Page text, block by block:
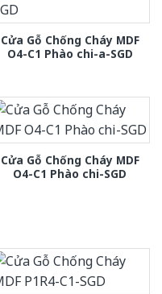
Cửa Gỗ Chống Cháy MDF
O4-C1 Phào chi-a-SGD
Cửa Gỗ Chống Cháy MDF
O4-C1 Phào chi-SGD